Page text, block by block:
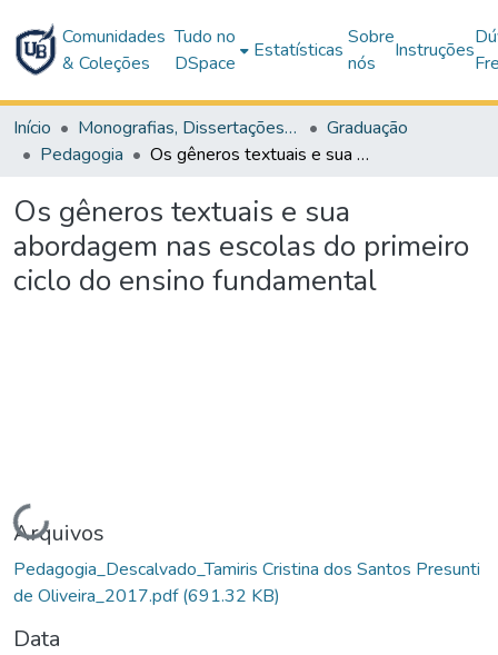
Comunidades
& Coleções
Tudo no
DSpace
Estatísticas
Sobre
nós
Instruções
Início Monografias, Dissertações e Teses
Graduação
Pedagogia
Os gêneros textuais e sua abordagem nas escolas do primeiro ciclo do ensino fundamental
Os gêneros textuais e sua
abordagem nas escolas do primeiro
ciclo do ensino fundamental
Carregando...
Arquivos
Pedagogia_Descalvado_Tamiris Cristina dos Santos Presunti
de Oliveira_2017.pdf(691.32 KB)
Data